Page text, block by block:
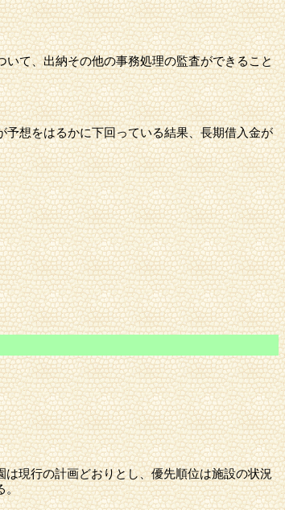
いて、出納その他の事務処理の監査ができること
想をはるかに下回っている結果、長期借入金が
現行の計画どおりとし、優先順位は施設の状況
。